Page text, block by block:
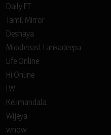
Daily FT
Tamil Mirror
Deshaya
Middleeast Lankadeepa
Life Online
Hi Online
LW
Kelimandala
Wijeya
wnow